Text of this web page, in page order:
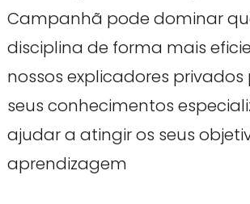
Campanhã pode dominar
disciplina de forma mais
nossos explicadores
seus conhecimentos
ajudar a atingir os seus
aprendizagem